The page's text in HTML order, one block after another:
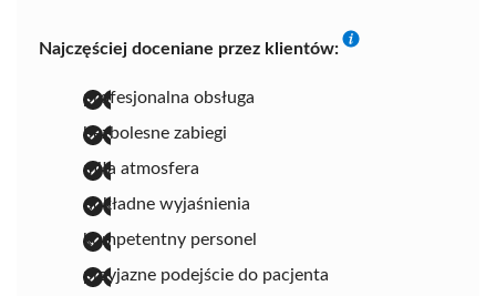
Najczęściej doceniane przez klientów:
profesjonalna obsługa
bezbolesne zabiegi
miła atmosfera
dokładne wyjaśnienia
kompetentny personel
przyjazne podejście do pacjenta